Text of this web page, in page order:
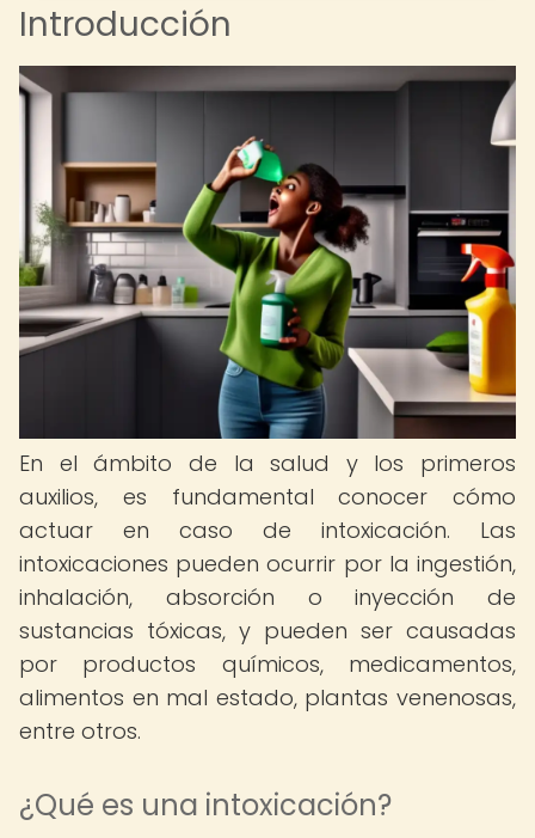
Introducción
En el ámbito de la salud y los primeros
auxilios, es fundamental conocer cómo
actuar en caso de intoxicación. Las
intoxicaciones pueden ocurrir por la ingestión,
inhalación, absorción o inyección de
sustancias tóxicas, y pueden ser causadas
por productos químicos, medicamentos,
alimentos en mal estado, plantas venenosas,
entre otros.
¿Qué es una intoxicación?